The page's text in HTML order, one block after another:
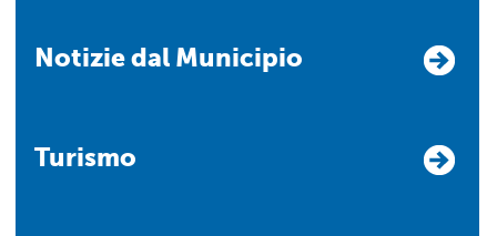
Notizie dal Municipio
Turismo